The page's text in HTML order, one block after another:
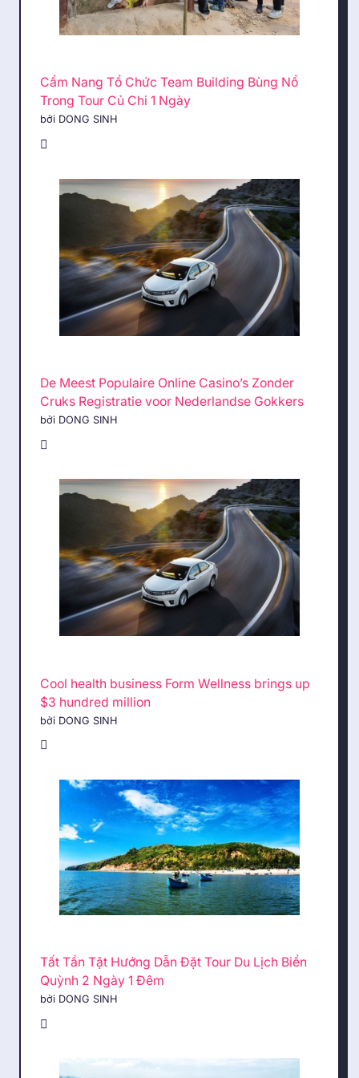
Cẩm Nang Tổ Chức Team Building Bùng Nổ
Trong Tour Củ Chi 1 Ngày
bởi DONG SINH
De Meest Populaire Online Casino’s Zonder
Cruks Registratie voor Nederlandse Gokkers
bởi DONG SINH
Cool health business Form Wellness brings up
$3 hundred million
bởi DONG SINH
Tất Tần Tật Hướng Dẫn Đặt Tour Du Lịch Biển
Quỳnh 2 Ngày 1 Đêm
bởi DONG SINH